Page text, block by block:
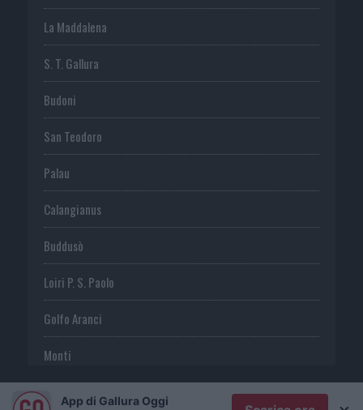
La Maddalena
S. T. Gallura
Budoni
San Teodoro
Palau
Calangianus
Buddusò
Loiri P. S. Paolo
Golfo Aranci
Monti
Telti
App di Gallura Oggi